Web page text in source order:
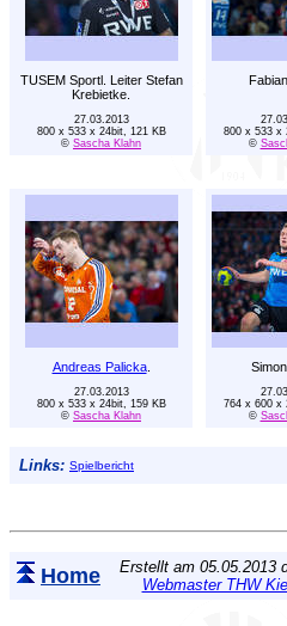
TUSEM Sportl. Leiter Stefan
Krebietke.
27.03.2013
800 x 533 x 24bit, 121 KB
© Sascha Klahn
800 x 533 x
©
Andreas Palicka.
27.03.2013
800 x 533 x 24bit, 159 KB
© Sascha Klahn
764 x 600 x
©
Links: Spielbericht
Home
Erstellt am 05.05.2013
Webmaster THW